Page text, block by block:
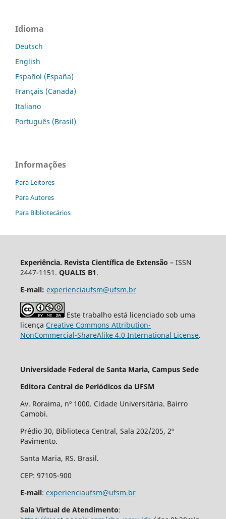
Idioma
Deutsch
English
Español (España)
Français (Canada)
Italiano
Português (Brasil)
Informações
Para Leitores
Para Autores
Para Bibliotecários
Experiência. Revista Científica de Extensão – ISSN
2447-1151. QUALIS B1.
E-mail: experienciaufsm@ufsm.br
Este trabalho está licenciado sob uma
licença Creative Commons Attribution-
NonCommercial-ShareAlike 4.0 International License.
Universidade Federal de Santa Maria, Campus Sede
Editora Central de Periódicos da UFSM
Av. Roraima, nº 1000. Cidade Universitária. Bairro
Camobi.
Prédio 30, Biblioteca Central, Sala 202/205, 2º
Pavimento.
Santa Maria, RS. Brasil.
CEP: 97105-900
E-mail: experienciaufsm@ufsm.br
Sala Virtual de Atendimento: